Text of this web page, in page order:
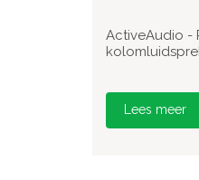
ActiveAudio -
Lees meer